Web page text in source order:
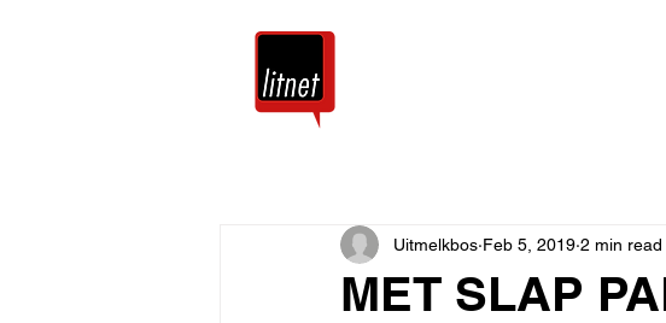
MET SLAP
Uitmelkbos Feb 5, 2019 2 min read